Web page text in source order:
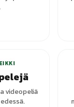
videopeliä